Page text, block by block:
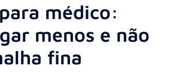
médico:
menos e não
fina